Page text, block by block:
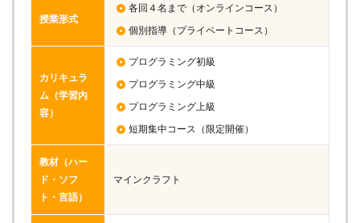
授業形式
各回４名まで（オンラインコース）
個別指導（プライベートコース）
カリキュラ
ム（学習内
容）
プログラミング初級
プログラミング中級
プログラミング上級
短期集中コース（限定開催）
教材（ハー
ド・ソフ
ト・言語）
マインクラフト